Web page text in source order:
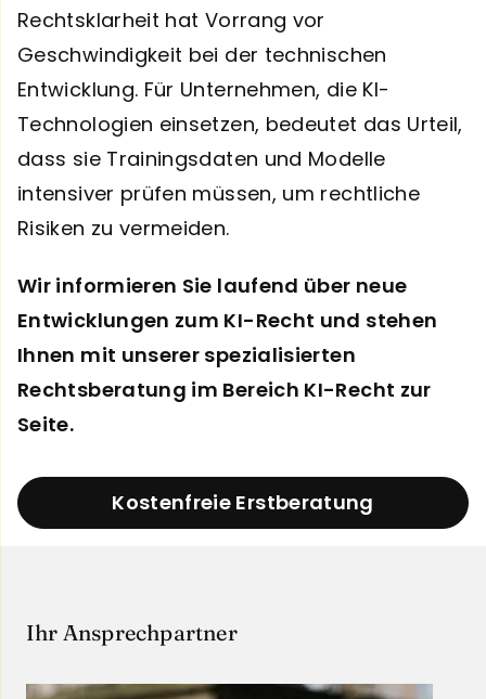
Rechtsklarheit hat Vorrang vor
Geschwindigkeit bei der technischen
Entwicklung. Für Unternehmen, die KI-
Technologien einsetzen, bedeutet das Urteil,
dass sie Trainingsdaten und Modelle
intensiver prüfen müssen, um rechtliche
Risiken zu vermeiden.
Wir informieren Sie laufend über neue
Entwicklungen zum KI-Recht und stehen
Ihnen mit unserer spezialisierten
Rechtsberatung im Bereich KI-Recht zur
Seite.
Kostenfreie Erstberatung
Ihr Ansprechpartner